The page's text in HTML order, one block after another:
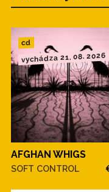
cd
vychádza 21. 08. 2026
AFGHAN WHIGS
SOFT CONTROL